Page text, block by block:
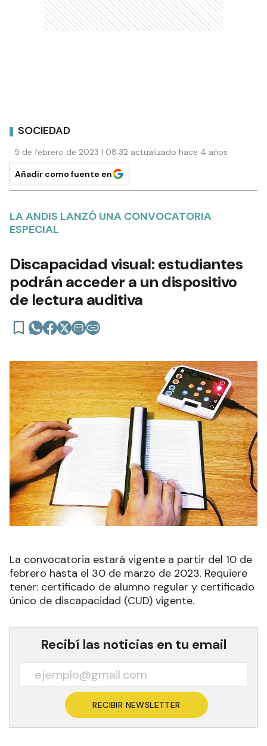
SOCIEDAD
5 de febrero de 2023 | 08:32 actualizado hace 4 años
Añadir como fuente en
LA ANDIS LANZÓ UNA CONVOCATORIA
ESPECIAL
Discapacidad visual: estudiantes
podrán acceder a un dispositivo
de lectura auditiva
La convocatoria estará vigente a partir del 10 de
febrero hasta el 30 de marzo de 2023. Requiere
tener: certificado de alumno regular y certificado
único de discapacidad (CUD) vigente.
Recibí las noticias en tu email
RECIBIR NEWSLETTER